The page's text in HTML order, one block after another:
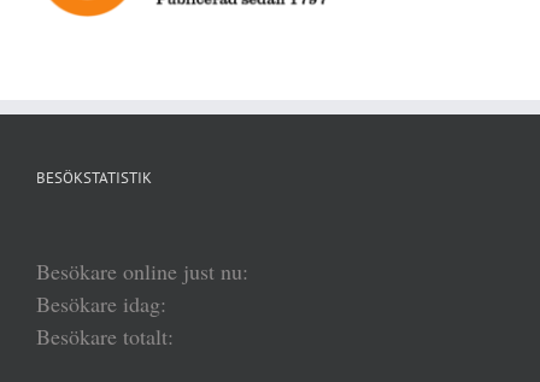
BESÖKSTATISTIK
Besökare online just nu:
Besökare idag:
Besökare totalt: